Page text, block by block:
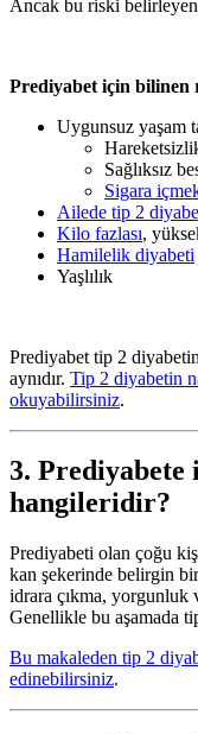
Ancak bu riski
Prediyabet için
Uygunsuz yaşam
Sağlıksız
Sigara
Ailede tip 2
Kilo fazlası,
Hamilelik diyabeti
Yaşlılık
Prediyabet tip 2 diyabetin
aynıdır. Tip 2 diyabetin
okuyabilirsiniz.
3.
hangileridir?
Prediyabeti olan çoğu
kan şekerinde belirgin bir
idrara çıkma,
Genellikle bu aşamada
Bu makaleden tip 2
edinebilirsiniz.